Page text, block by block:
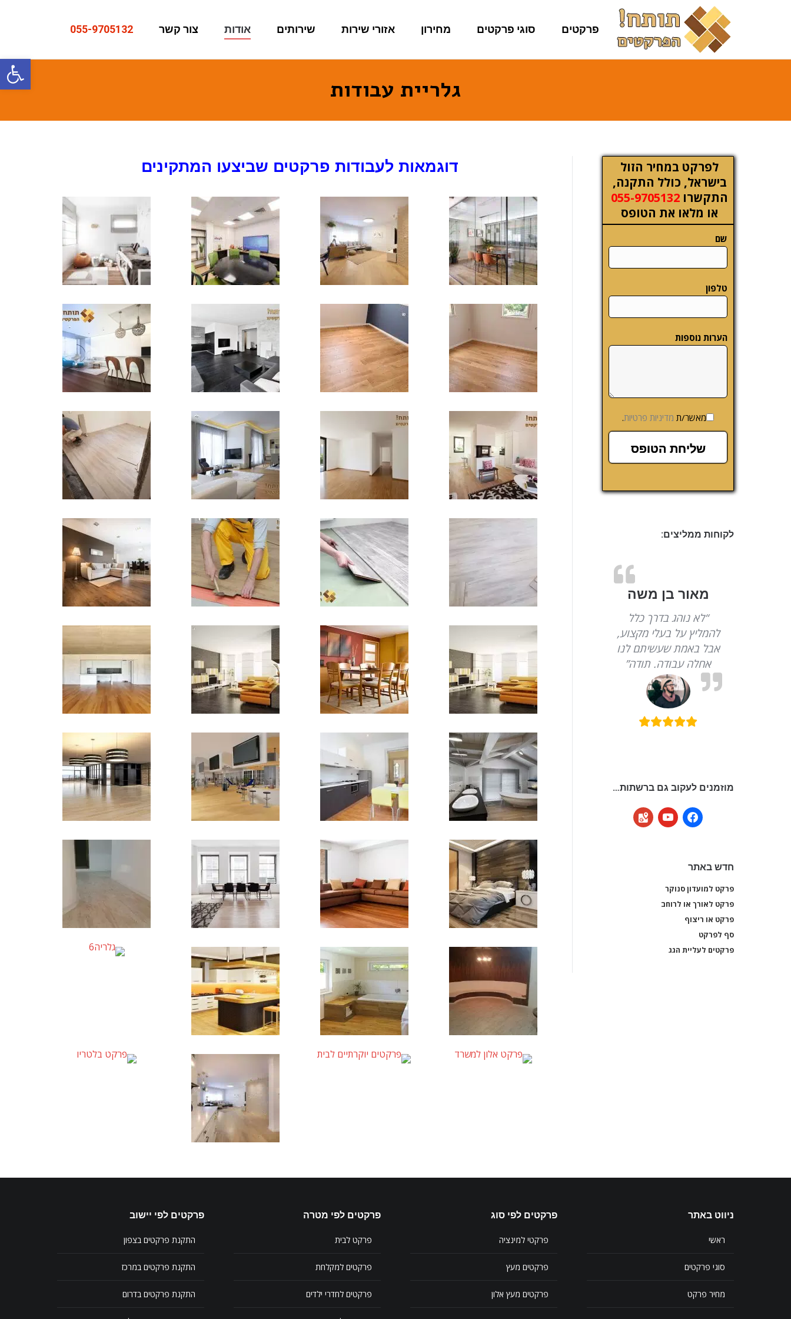
פתח
פרקטים סוגי פרקטים מחירון אזורי שירות שירותים אודות צור קשר 055-9705132
גלריית עבודות
דוגמאות לעבודות פרקטים שביצעו המתקינים
לפרקט במחיר הזול
בישראל, כולל התקנה,
התקשרו 055-9705132
או מלאו את הטופס
שם
טלפון
הערות נוספות
מאשר/ת מדיניות פרטיות.
לקוחות ממליצים:
מאור בן משה
“לא נוהג בדרך כלל
להמליץ על בעלי מקצוע,
אבל באמת שעשיתם לנו
אחלה עבודה. תודה”
מוזמנים לעקוב גם ברשתות…
facebook
youtube
google-
maps
חדש באתר
פרקט למועדון סנוקר
פרקט לאורך או לרוחב
פרקטים לעליית הגג
פרקט למועדון סנוקר
פרקט לאורך או לרוחב
פרקט או ריצוף
סף לפרקט
פרקטים לעליית הגג
ניווט באתר
ראשי
סוגי פרקטים
מחיר פרקט
פרקטים לפי סוג
פרקטי למינציה
פרקטים מעץ
פרקטים מעץ אלון
פרקטים לפי מטרה
פרקט לבית
פרקטים למקלחת
פרקטים לחדרי ילדים
פרקטים לפי יישוב
התקנת פרקטים בצפון
התקנת פרקטים במרכז
התקנת פרקטים בדרום